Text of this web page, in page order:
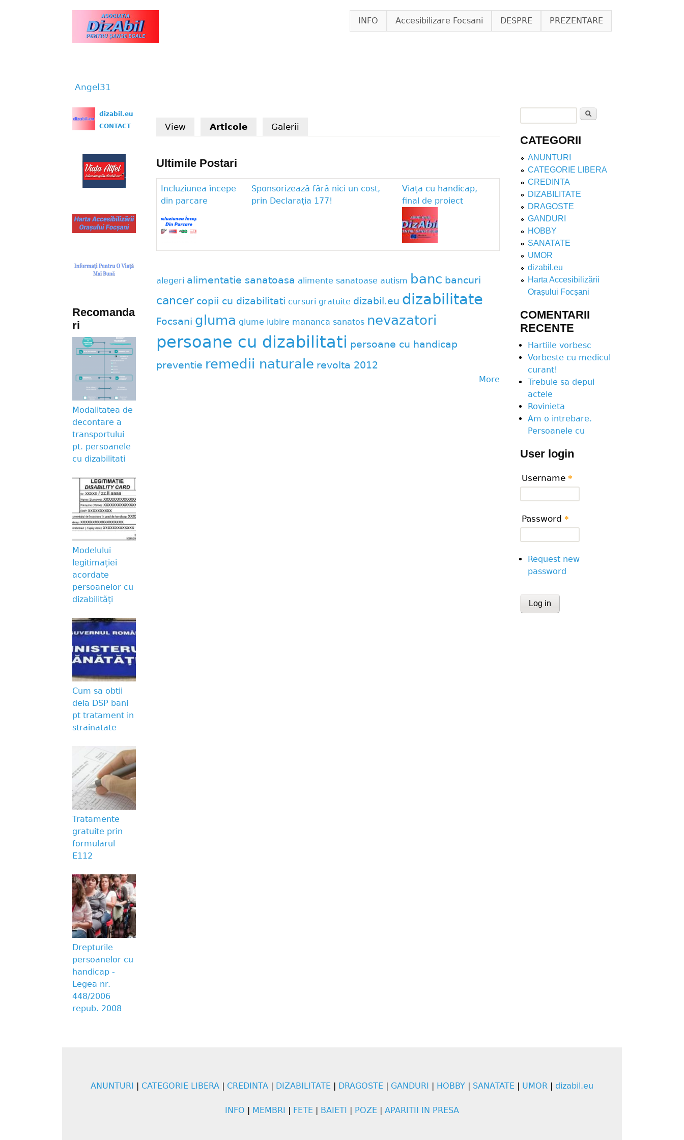
Skip to main content
www.dizabil.eu INFO Accesibilizare Focsani DESPRE PREZENTARE
Angel31
View Articole (active tab)
Galerii
Ultimile Postari
Incluziunea începe
din parcare
Sponsorizează fără nici un cost,
prin Declarația 177!
Viața cu handicap,
final de proiect
alegeri alimentatie sanatoasa alimente sanatoase autism banc bancuri
cancer copii cu dizabilitati cursuri gratuite dizabil.eu dizabilitate
Focsani gluma glume iubire mananca sanatos nevazatori
persoane cu dizabilitati persoane cu handicap
preventie remedii naturale revolta 2012
More
dizabil.eu
CONTACT
Recomanda
ri
Modalitatea de
decontare a
transportului
pt. persoanele
cu dizabilitati
Modelului
legitimației
acordate
persoanelor cu
dizabilități
Cum sa obtii
dela DSP bani
pt tratament in
strainatate
Tratamente
gratuite prin
formularul
E112
Drepturile
persoanelor cu
handicap -
Legea nr.
448/2006
repub. 2008
Search form
CATEGORII
ANUNTURI
CATEGORIE LIBERA
CREDINTA
DIZABILITATE
DRAGOSTE
GANDURI
HOBBY
SANATATE
UMOR
dizabil.eu
Harta Accesibilizării
Orașului Focșani
COMENTARII
RECENTE
Hartiile vorbesc
Vorbeste cu medicul
curant!
Trebuie sa depui
actele
Rovinieta
Am o intrebare.
Persoanele cu
User login
Username *
Password *
Request new
password
CAPTCHA
ANUNTURI CATEGORIE LIBERA CREDINTA DIZABILITATE DRAGOSTE GANDURI HOBBY SANATATE UMOR dizabil.eu
INFO MEMBRI FETE BAIETI POZE APARITII IN PRESA